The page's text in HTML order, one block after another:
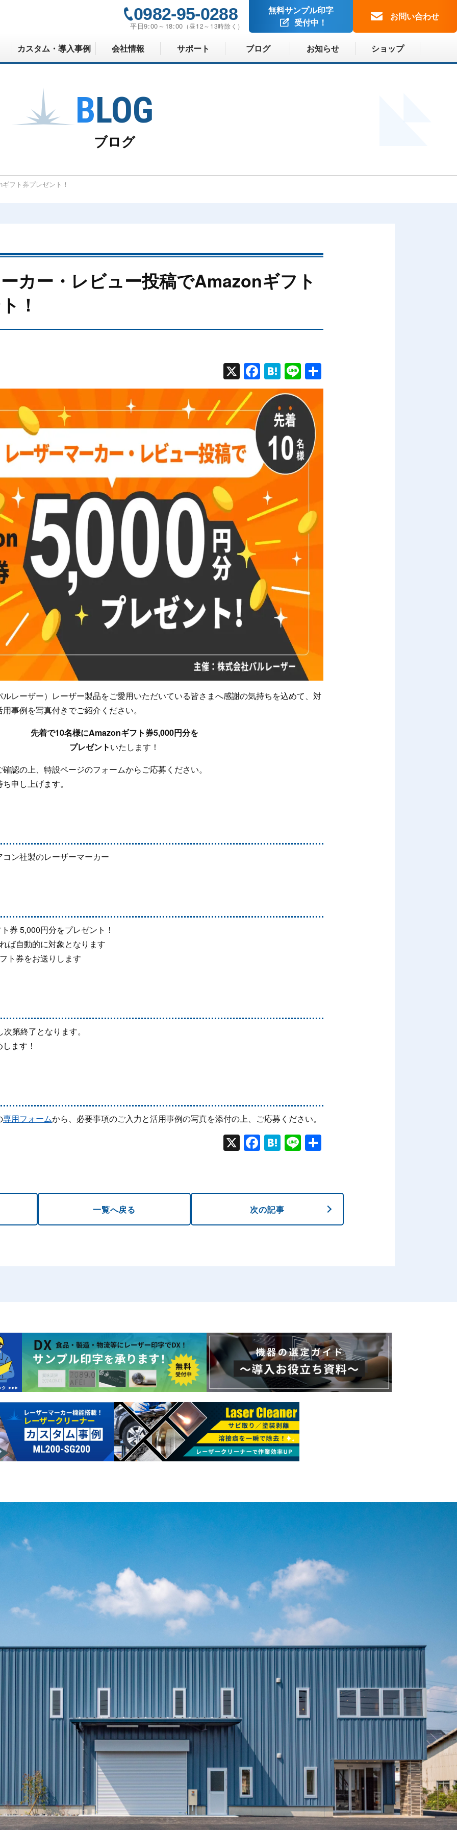
0982-95-0288
平日9:00～18:00 （昼12～13時除く）
無料サンプル印字
受付中！
お問い合わせ
カスタム・導入事例 会社情報 サポート ブログ お知らせ ショップ
BLOG
ブログ
フト券プレゼント！
カー・レビュー投稿でAmazonギフト
！
X
Fac
ebo
ok
Hat
ena
Line
レーザー）レーザー製品をご愛用いただいている皆さまへ感謝の気持ちを込めて、対
事例を写真付きでご紹介ください。
先着で10名様にAmazonギフト券5,000円分を
プレゼントいたします！
確認の上、特設ページのフォームからご応募ください。
申し上げます。
ン社製のレーザーマーカー
券 5,000円分をプレゼント！
ば自動的に対象となります
ト券をお送りします
第終了となります。
ます！
専用フォームから、必要事項のご入力と活用事例の写真を添付の上、ご応募ください。
X
Fac
Hat
Line
一覧へ戻る 次の記事